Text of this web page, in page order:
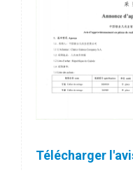
Télécharger